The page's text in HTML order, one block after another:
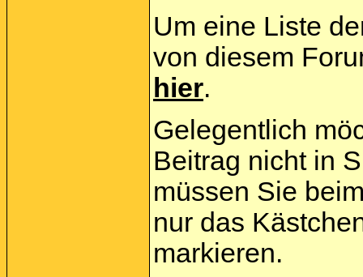
Um eine Liste
von diesem
hier.
Gelegentlich
Beitrag nicht in
müssen Sie
nur das
markieren.